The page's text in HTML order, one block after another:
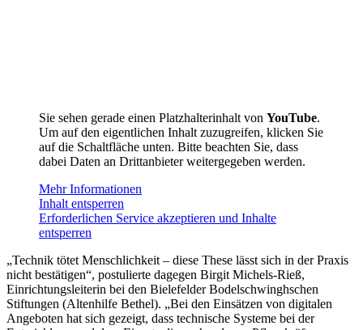
Sie sehen gerade einen Platzhalterinhalt von YouTube.
Um auf den eigentlichen Inhalt zuzugreifen, klicken Sie
auf die Schaltfläche unten. Bitte beachten Sie, dass
dabei Daten an Drittanbieter weitergegeben werden.
Mehr Informationen
Inhalt entsperren
Erforderlichen Service akzeptieren und Inhalte
entsperren
„Technik tötet Menschlichkeit – diese These lässt sich in der Praxis
nicht bestätigen“, postulierte dagegen Birgit Michels-Rieß,
Einrichtungsleiterin bei den Bielefelder Bodelschwinghschen
Stiftungen (Altenhilfe Bethel). „Bei den Einsätzen von digitalen
Angeboten hat sich gezeigt, dass technische Systeme bei der